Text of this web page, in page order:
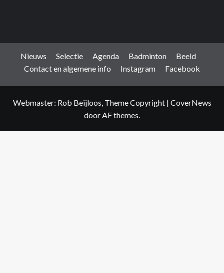
Nieuws Selectie Agenda Badminton
Beeld
Contact en algemene info
Instagram Facebook
Webmaster: Rob Beijloos, Theme Copyright | CoverNews
door AF themes.